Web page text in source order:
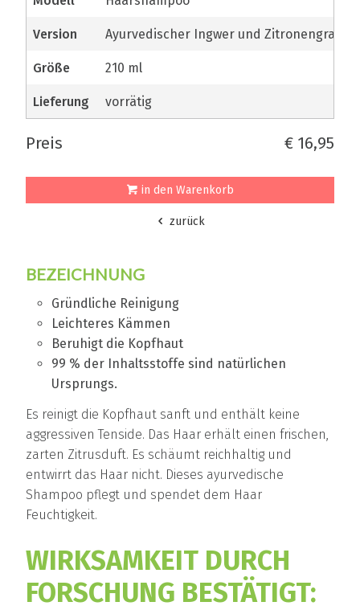
Version Ayurvedischer Ingwer und Zitronengras
Größe 210 ml
Lieferung vorrätig
Preis € 16,95
in den Warenkorb
zurück
BEZEICHNUNG
Gründliche Reinigung
Leichteres Kämmen
Beruhigt die Kopfhaut
99 % der Inhaltsstoffe sind natürlichen
Ursprungs.
Es reinigt die Kopfhaut sanft und enthält keine
aggressiven Tenside. Das Haar erhält einen frischen,
zarten Zitrusduft. Es schäumt reichhaltig und
entwirrt das Haar nicht. Dieses ayurvedische
Shampoo pflegt und spendet dem Haar
Feuchtigkeit.
WIRKSAMKEIT DURCH
FORSCHUNG BESTÄTIGT: